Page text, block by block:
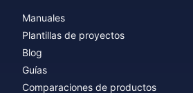
Manuales
Plantillas de proyectos
Blog
Guías
Comparaciones de productos